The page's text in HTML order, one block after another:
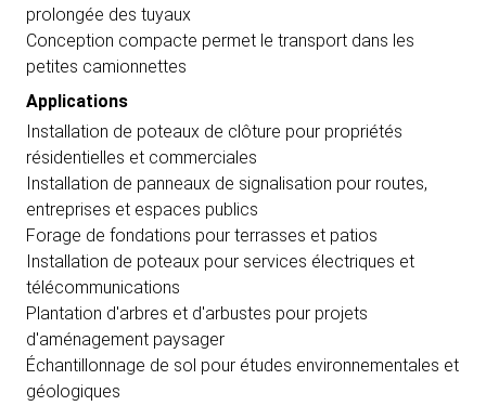
prolongée des tuyaux
Conception compacte permet le transport dans les
petites camionnettes
Applications
Installation de poteaux de clôture pour propriétés
résidentielles et commerciales
Installation de panneaux de signalisation pour routes,
entreprises et espaces publics
Forage de fondations pour terrasses et patios
Installation de poteaux pour services électriques et
télécommunications
Plantation d'arbres et d'arbustes pour projets
d'aménagement paysager
Échantillonnage de sol pour études environnementales et
géologiques